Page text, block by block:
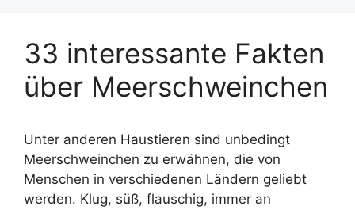
33 interessante Fakten
über Meerschweinchen
Unter anderen Haustieren sind unbedingt
Meerschweinchen zu erwähnen, die von
Menschen in verschiedenen Ländern geliebt
werden. Klug, süß, flauschig, immer an